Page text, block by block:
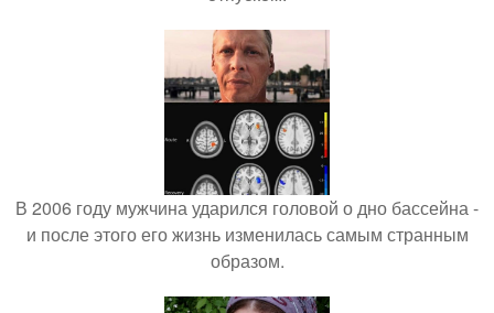
В 2006 году мужчина ударился головой о дно бассейна -
и после этого его жизнь изменилась самым странным
образом.